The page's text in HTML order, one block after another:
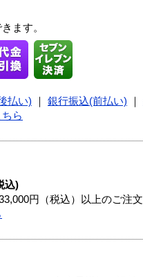
ます。
払い) 銀行振込(前払い)
ら
込)
円（税込）以上のご注文